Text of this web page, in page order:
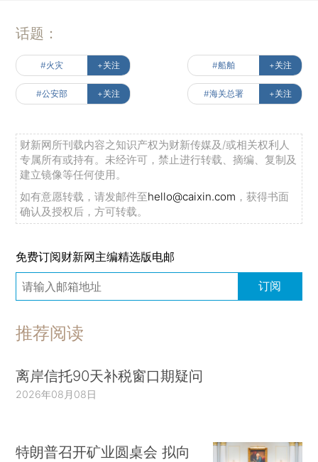
话题：
#火灾 +关注 #船舶 +关注
#公安部 +关注 #海关总署 +关注
财新网所刊载内容之知识产权为财新传媒及/或相关权利人
专属所有或持有。未经许可，禁止进行转载、摘编、复制及
建立镜像等任何使用。
如有意愿转载，请发邮件至hello@caixin.com ，获得书面
确认及授权后，方可转载。
免费订阅财新网主编精选版电邮
订阅
推荐阅读
离岸信托90天补税窗口期疑问
2026年08月08日
特朗普召开矿业圆桌会 拟向